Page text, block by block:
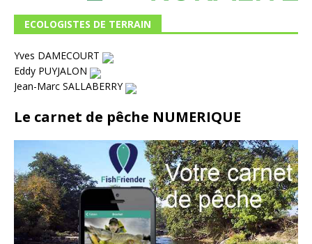
ECOLOGISTES DE TERRAIN
Yves DAMECOURT
Eddy PUYJALON
Jean-Marc SALLABERRY
Le carnet de pêche NUMERIQUE